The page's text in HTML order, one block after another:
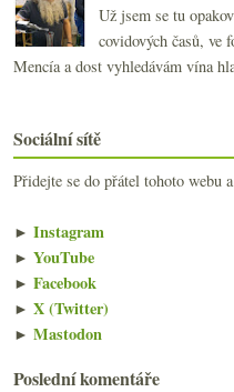
Už jsem se tu
covidových časů,
Mencía a dost vyhledávám vína
Sociální sítě
Přidejte se do přátel tohoto webu
► Instagram
► YouTube
► Facebook
► X (Twitter)
► Mastodon
Poslední komentáře